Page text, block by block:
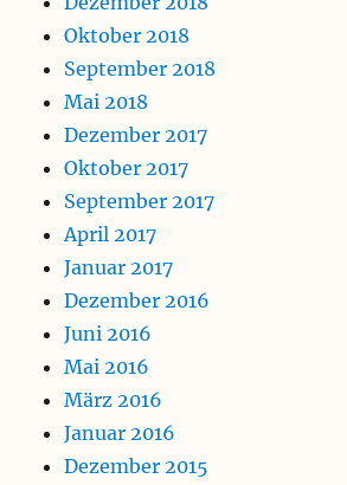
Oktober 2018
September 2018
Mai 2018
Dezember 2017
Oktober 2017
September 2017
April 2017
Januar 2017
Dezember 2016
Juni 2016
Mai 2016
März 2016
Januar 2016
Dezember 2015